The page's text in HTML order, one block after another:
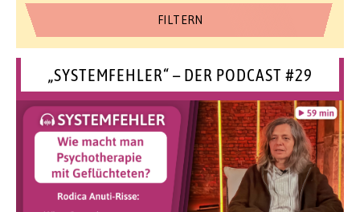
„SYSTEMFEHLER“ – DER PODCAST #29